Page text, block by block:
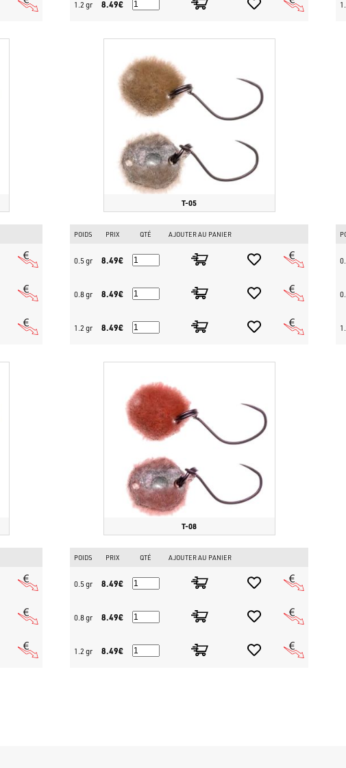
Techniques de pêche :
Idéal pour le vertical fishing, la pêche
Ne manquez pas l'occasion d'enrichir votre boîte à leurres ! Vous
pour le trout area surwww.bassstoreitaly.com
, le plus grand
maintenant votre NeoStyle Tawashi et dominez l'étang !
1.2 gr 8.49€
T-05
POIDS PRIX QTÉ AJOUTER AU PANIER
0.5 gr 8.49€
0.8 gr 8.49€
1.2 gr 8.49€
T-08
POIDS PRIX QTÉ AJOUTER AU PANIER
0.5 gr 8.49€
0.8 gr 8.49€
1.2 gr 8.49€